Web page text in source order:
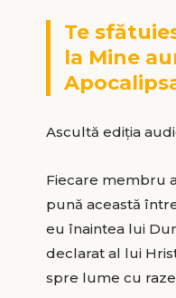
Te
la Mine
Ascultă ediția
Fiecare membru
pună această
eu înaintea lui
declarat al lui
spre lume cu